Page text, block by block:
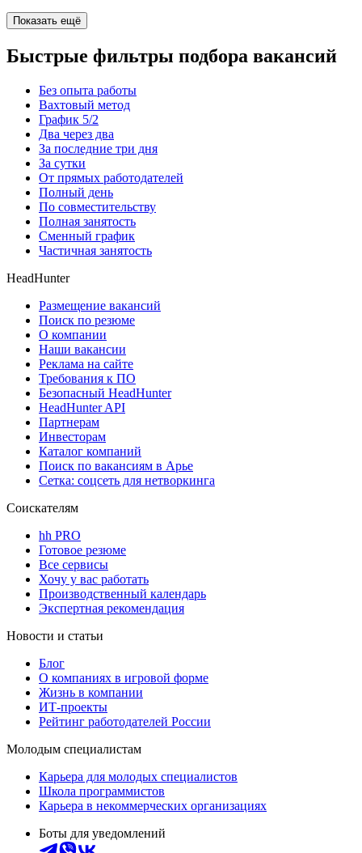
Показать ещё
Быстрые фильтры подбора вакансий
Без опыта работы
Вахтовый метод
График 5/2
Два через два
За последние три дня
За сутки
От прямых работодателей
Полный день
По совместительству
Полная занятость
Сменный график
Частичная занятость
HeadHunter
Размещение вакансий
Поиск по резюме
О компании
Наши вакансии
Реклама на сайте
Требования к ПО
Безопасный HeadHunter
HeadHunter API
Партнерам
Инвесторам
Каталог компаний
Поиск по вакансиям в Арье
Сетка: соцсеть для нетворкинга
Соискателям
hh PRO
Готовое резюме
Все сервисы
Хочу у вас работать
Производственный календарь
Экспертная рекомендация
Новости и статьи
Блог
О компаниях в игровой форме
Жизнь в компании
ИТ-проекты
Рейтинг работодателей России
Молодым специалистам
Карьера для молодых специалистов
Школа программистов
Карьера в некоммерческих организациях
Боты для уведомлений